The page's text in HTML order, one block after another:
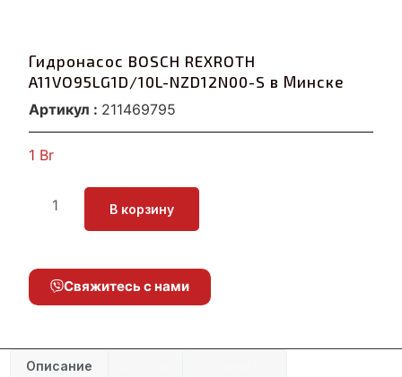
Гидронасос BOSCH REXROTH
A11VO95LG1D/10L-NZD12N00-S в Минске
Артикул : 211469795
1 Br
В корзину
Свяжитесь с нами
Описание